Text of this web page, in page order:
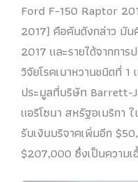
Ford F-150 Raptor
2017) คือคันดังกล่าว มั
2017 และรายได้จากกา
วิจัยโรคเบาหวานชนิดที่
ประมูลที่บริษัท Barrett-
แอริโซนา สหรัฐอเมริกา
รับเงินบริจาคเพิ่มอีก
$207,000 ซึ่งเป็นความ